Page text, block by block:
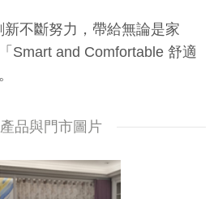
不斷努力，帶給無論是家
Smart and Comfortable 舒適
品與門市圖片